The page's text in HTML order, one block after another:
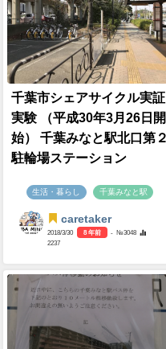
ロータリー
生活・暮らし 千葉みなと駅
caretaker
2017/6/12 9 年前
- №1846
2415
千葉市シェアサイクル実証
実験 （平成30年3月26日開
始） 千葉みなと駅北口第２